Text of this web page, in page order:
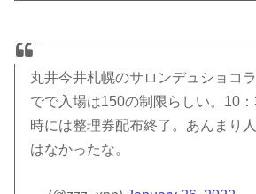
丸井今井札幌のサロンデュショコ
でで入場は150の制限らしい。10
時には整理券配布終了。あんまり
はなかったな。